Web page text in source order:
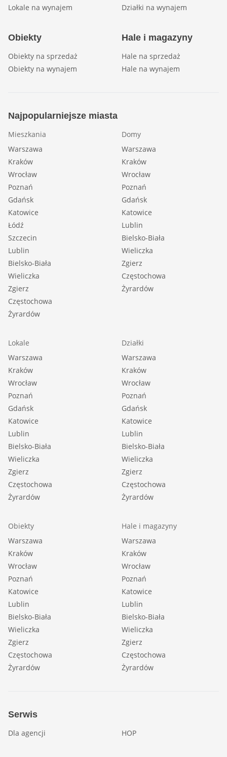
Lokale na wynajem
Działki na wynajem
Obiekty
Obiekty na sprzedaż
Obiekty na wynajem
Hale i magazyny
Hale na sprzedaż
Hale na wynajem
Najpopularniejsze miasta
Mieszkania
Warszawa
Kraków
Wrocław
Poznań
Gdańsk
Katowice
Łódź
Szczecin
Lublin
Bielsko-Biała
Wieliczka
Zgierz
Częstochowa
Żyrardów
Domy
Warszawa
Kraków
Wrocław
Poznań
Gdańsk
Katowice
Lublin
Bielsko-Biała
Wieliczka
Zgierz
Częstochowa
Żyrardów
Lokale
Warszawa
Kraków
Wrocław
Poznań
Gdańsk
Katowice
Lublin
Bielsko-Biała
Wieliczka
Zgierz
Częstochowa
Żyrardów
Działki
Warszawa
Kraków
Wrocław
Poznań
Gdańsk
Katowice
Lublin
Bielsko-Biała
Wieliczka
Zgierz
Częstochowa
Żyrardów
Obiekty
Warszawa
Kraków
Wrocław
Poznań
Katowice
Lublin
Bielsko-Biała
Wieliczka
Zgierz
Częstochowa
Żyrardów
Hale i magazyny
Warszawa
Kraków
Wrocław
Poznań
Katowice
Lublin
Bielsko-Biała
Wieliczka
Zgierz
Częstochowa
Żyrardów
Serwis
Dla agencji HOP